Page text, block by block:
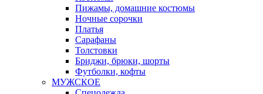
Пижамы, домашние костюмы
Ночные сорочки
Платья
Сарафаны
Толстовки
Бриджи, брюки, шорты
Футболки, кофты
МУЖСКОЕ